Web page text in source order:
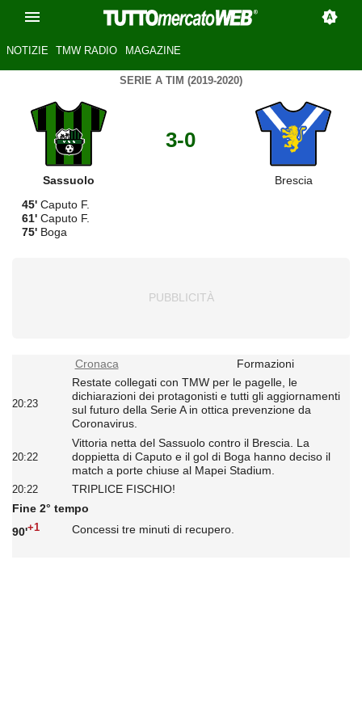
NOTIZIE TMW RADIO MAGAZINE
SERIE A TIM (2019-2020)
Sassuolo
3-0
Brescia
45' Caputo F.
61' Caputo F.
75' Boga
Cronaca Formazioni
20:23
Restate collegati con TMW per le pagelle, le
dichiarazioni dei protagonisti e tutti gli aggiornamenti
sul futuro della Serie A in ottica prevenzione da
Coronavirus.
20:22
Vittoria netta del Sassuolo contro il Brescia. La
doppietta di Caputo e il gol di Boga hanno deciso il
match a porte chiuse al Mapei Stadium.
20:22
TRIPLICE FISCHIO!
Fine 2° tempo
90'+1 Concessi tre minuti di recupero.